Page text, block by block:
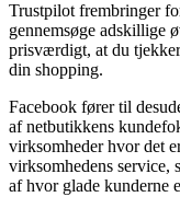
Trustpilot frembringer
gennemsøge adskillige
prisværdigt, at du
din shopping.
Facebook fører til
af netbutikkens
virksomheder hvor det
virksomhedens service,
af hvor glade kunderne